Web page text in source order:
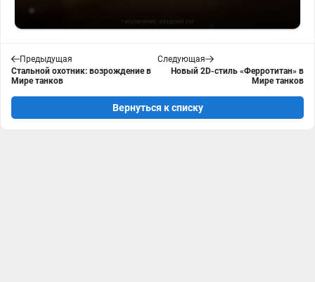
Предыдущая
Стальной охотник: возрождение в
Мире танков
Следующая
Новый 2D-стиль «Ферротитан» в
Мире танков
Вернуться к списку